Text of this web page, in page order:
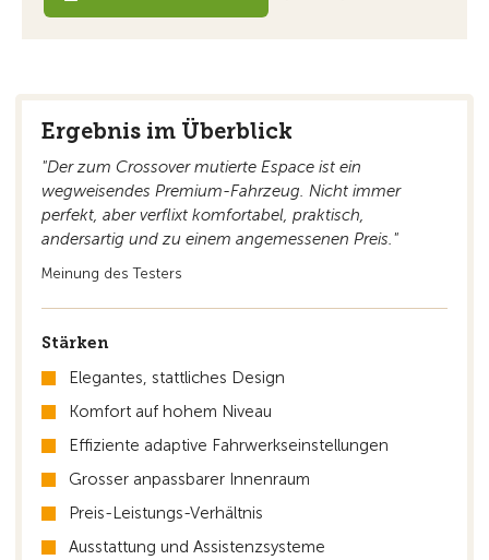
Ergebnis im Überblick
"Der zum Crossover mutierte Espace ist ein
wegweisendes Premium-Fahrzeug. Nicht immer
perfekt, aber verflixt komfortabel, praktisch,
andersartig und zu einem angemessenen Preis."
Meinung des Testers
Stärken
Elegantes, stattliches Design
Komfort auf hohem Niveau
Effiziente adaptive Fahrwerkseinstellungen
Grosser anpassbarer Innenraum
Preis-Leistungs-Verhältnis
Ausstattung und Assistenzsysteme